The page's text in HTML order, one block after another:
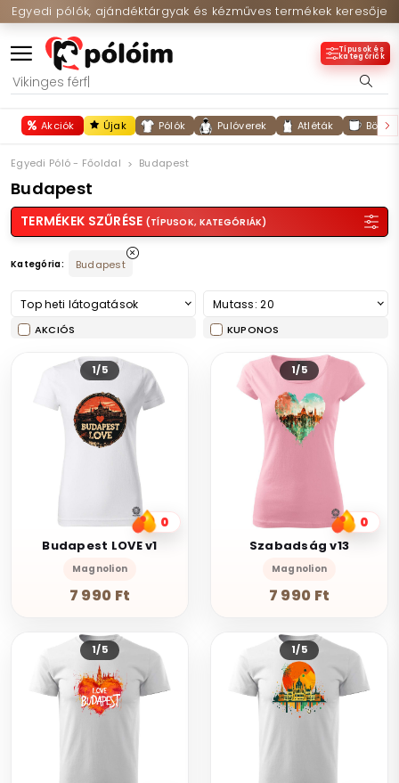
Egyedi pólók, ajándéktárgyak és kézműves termékek keresője
Típusok és
kategóriák
Akciók Újak Pólók Pulóverek Atléták
Egyedi Póló - Főoldal Budapest
Budapest
TERMÉKEK SZŰRÉSE (TÍPUSOK, KATEGÓRIÁK)
Kategória: Budapest
Top heti látogatások Mutass: 20
AKCIÓS KUPONOS
1/5
0
Budapest LOVE v1
Magnolion
7 990 Ft
1/5
0
Szabadság v13
Magnolion
7 990 Ft
1/5 1/5